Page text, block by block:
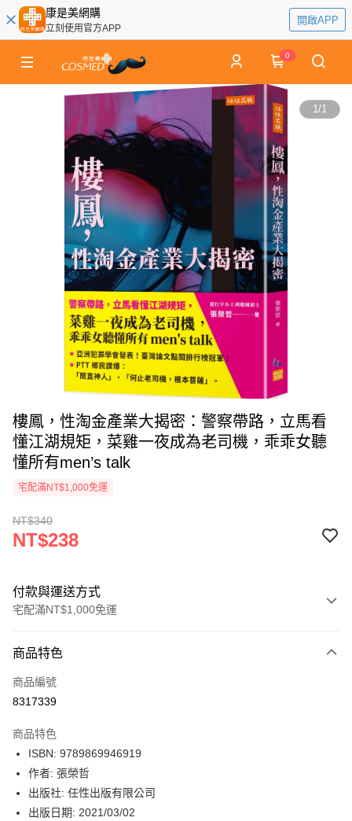
康是美網購
立刻使用官方APP
開啟APP
0
1/1
樓鳳，性淘金產業大揭密：警察帶路，立馬看
懂江湖規矩，菜雞一夜成為老司機，乖乖女聽
懂所有men’s talk
宅配滿NT$1,000免運
NT$340
NT$238
付款與運送方式
宅配滿NT$1,000免運
icash Pay
信用卡一次付款
LINE Pay
Apple Pay
街口支付
商品特色
商品編號
8317339
商品特色
ISBN: 9789869946919
作者: 張榮哲
出版社: 任性出版有限公司
出版日期: 2021/03/02